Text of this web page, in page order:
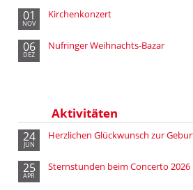
01
NOV
Kirchenkonzert
06
DEZ
Nufringer Weihnachts-Bazar
Aktivitäten
24
JUN
Herzlichen Glückwunsch zur
25
APR
Sternstunden beim Concerto 2026